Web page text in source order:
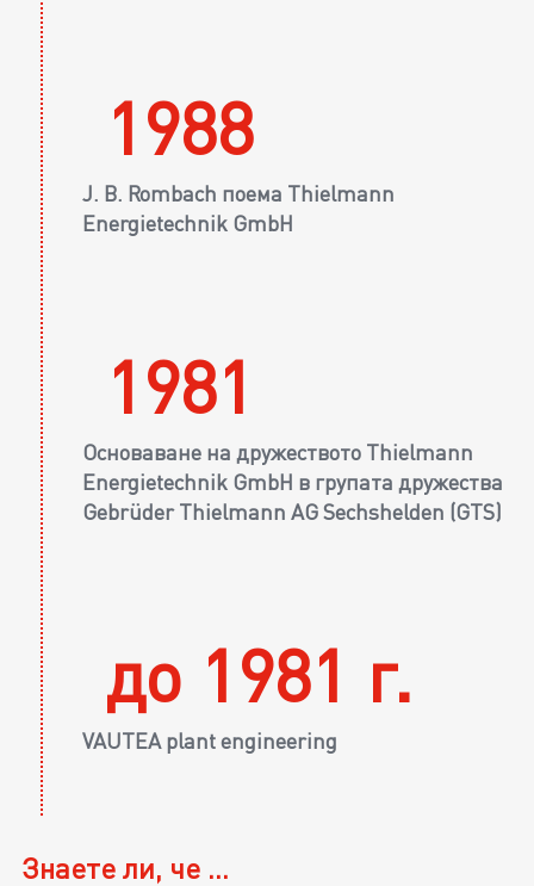
1988
J. B. Rombach поема Thielmann
Energietechnik GmbH
1981
Основаване на дружеството Thielmann
Energietechnik GmbH в групата дружества
Gebrüder Thielmann AG Sechshelden (GTS)
до 1981 г.
VAUTEA plant engineering
Знаете ли, че ...